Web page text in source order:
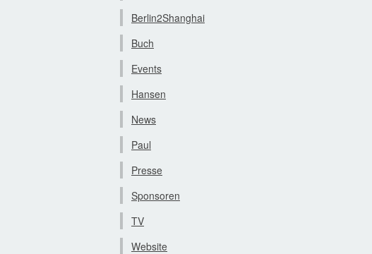
Berlin2Shanghai
Buch
Events
Hansen
News
Paul
Presse
Sponsoren
TV
Website